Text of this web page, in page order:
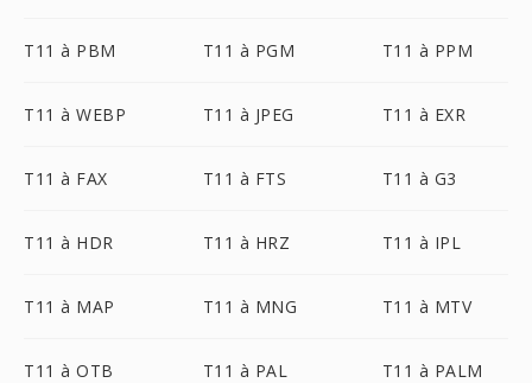
T11 à PBM T11 à PGM T11 à PPM
T11 à WEBP T11 à JPEG T11 à EXR
T11 à FAX T11 à FTS T11 à G3
T11 à HDR T11 à HRZ T11 à IPL
T11 à MAP T11 à MNG T11 à MTV
T11 à OTB T11 à PAL T11 à PALM